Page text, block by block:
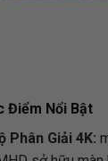
Điểm Nổi Bật
Phân Giải 4K: